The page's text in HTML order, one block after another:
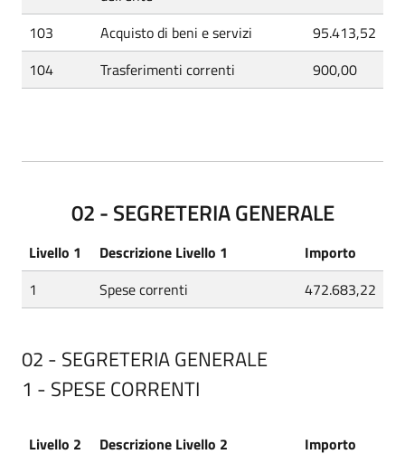
103 Acquisto di beni e servizi
95.413,52
104
Trasferimenti correnti 900,00
02 - SEGRETERIA GENERALE
Livello 1 Descrizione Livello 1
Importo
1
Spese correnti 472.683,22
02 - SEGRETERIA GENERALE
1 - SPESE CORRENTI
Livello 2 Descrizione Livello 2
Importo